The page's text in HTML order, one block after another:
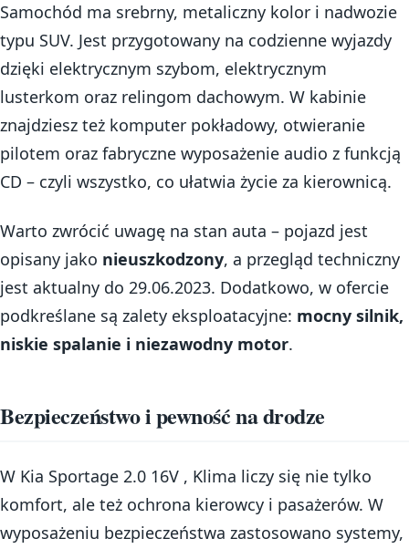
Samochód ma srebrny, metaliczny kolor i nadwozie
typu SUV. Jest przygotowany na codzienne wyjazdy
dzięki elektrycznym szybom, elektrycznym
lusterkom oraz relingom dachowym. W kabinie
znajdziesz też komputer pokładowy, otwieranie
pilotem oraz fabryczne wyposażenie audio z funkcją
CD – czyli wszystko, co ułatwia życie za kierownicą.
Warto zwrócić uwagę na stan auta – pojazd jest
opisany jako nieuszkodzony, a przegląd techniczny
jest aktualny do 29.06.2023. Dodatkowo, w ofercie
podkreślane są zalety eksploatacyjne: mocny silnik,
niskie spalanie i niezawodny motor.
Bezpieczeństwo i pewność na drodze
W Kia Sportage 2.0 16V , Klima liczy się nie tylko
komfort, ale też ochrona kierowcy i pasażerów. W
wyposażeniu bezpieczeństwa zastosowano systemy,